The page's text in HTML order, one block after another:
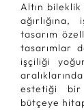
Altın bileklik
tasarım
tasarımlar
işçiliği
estetiği bir
bütçeye